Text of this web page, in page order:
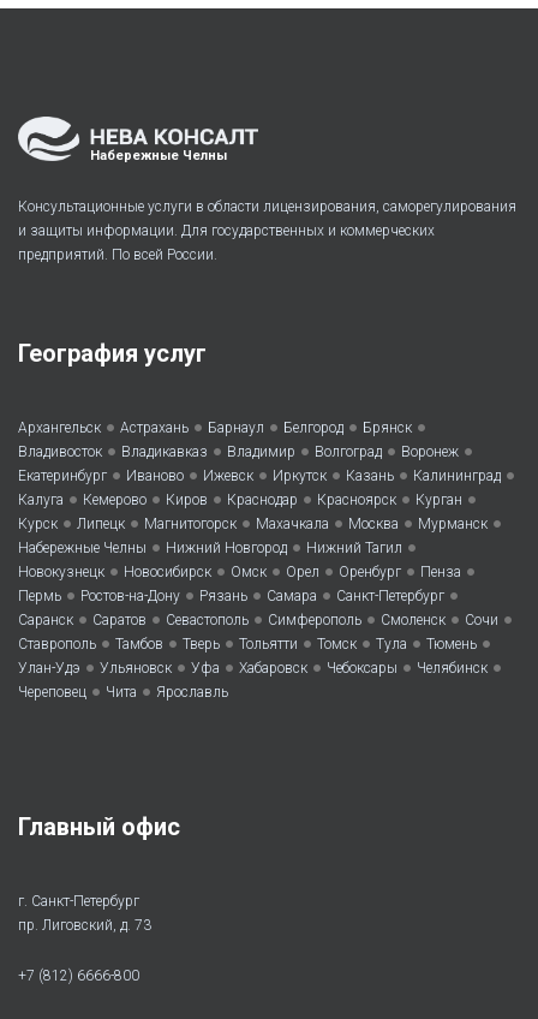
Набережные Челны
Консультационные услуги в области лицензирования, саморегулирования
и защиты информации. Для государственных и коммерческих
предприятий. По всей России.
География услуг
Архангельск • Астрахань • Барнаул • Белгород • Брянск •
Владивосток • Владикавказ • Владимир • Волгоград • Воронеж •
Екатеринбург • Иваново • Ижевск • Иркутск • Казань • Калининград •
Калуга • Кемерово • Киров • Краснодар • Красноярск • Курган •
Курск • Липецк • Магнитогорск • Махачкала • Москва • Мурманск •
Набережные Челны • Нижний Новгород • Нижний Тагил •
Новокузнецк • Новосибирск • Омск • Орел • Оренбург • Пенза •
Пермь • Ростов-на-Дону • Рязань • Самара • Санкт-Петербург •
Саранск • Саратов • Севастополь • Симферополь • Смоленск • Сочи •
Ставрополь • Тамбов • Тверь • Тольятти • Томск • Тула • Тюмень •
Улан-Удэ • Ульяновск • Уфа • Хабаровск • Чебоксары • Челябинск •
Череповец • Чита • Ярославль
Главный офис
г. Санкт-Петербург
пр. Лиговский, д. 73
+7 (812) 6666-800